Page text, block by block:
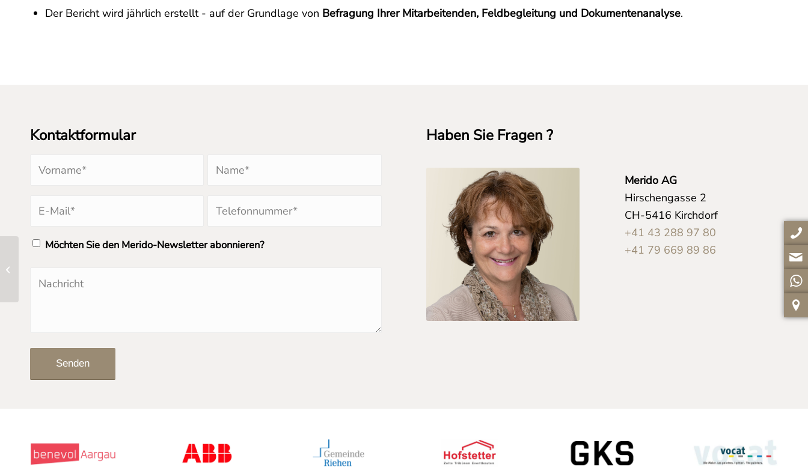
Der Bericht wird jährlich erstellt - auf der Grundlage von Befragung Ihrer Mitarbeitenden, Feldbegleitung und Dokumentenanalyse.
Kontaktformular
Möchten Sie den Merido-Newsletter abonnieren?
Haben Sie Fragen ?
Merido AG
Hirschengasse 2
CH-5416 Kirchdorf
+41 43 288 97 80
+41 79 669 89 86